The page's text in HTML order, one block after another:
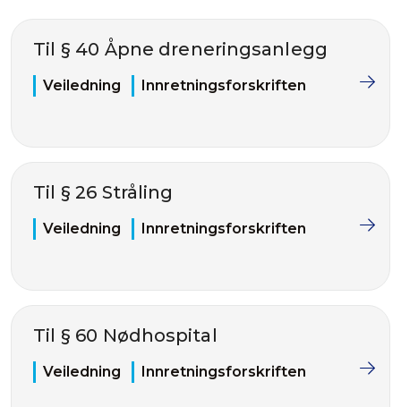
Til § 40 Åpne dreneringsanlegg
Veiledning Innretningsforskriften
Til § 26 Stråling
Veiledning Innretningsforskriften
Til § 60 Nødhospital
Veiledning Innretningsforskriften